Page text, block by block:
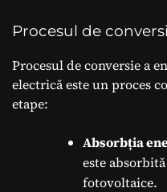
Procesul de
Procesul de conversie a
electrică este un proces
etape:
Absorbția
este
fotovoltaice.